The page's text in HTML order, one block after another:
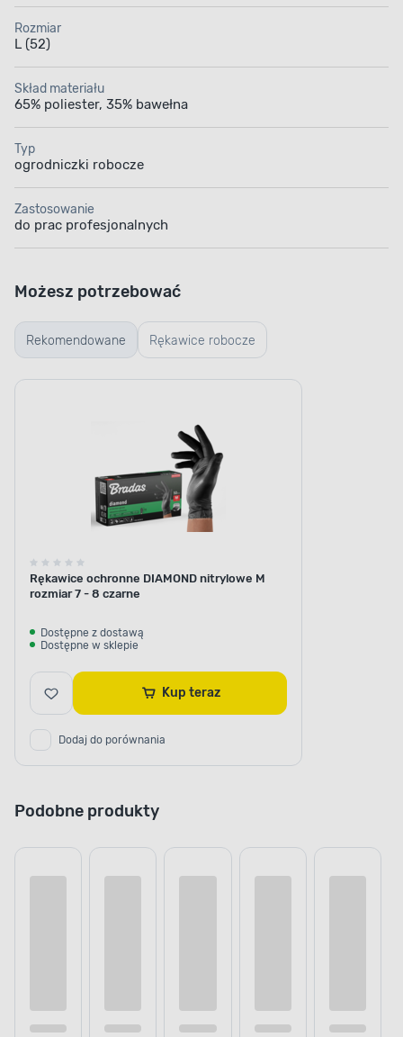
Rozmiar
L (52)
Skład materiału
65% poliester, 35% bawełna
Typ
ogrodniczki robocze
Zastosowanie
do prac profesjonalnych
Rekomendowane Rękawice robocze
Możesz potrzebować
Rękawice ochronne DIAMOND nitrylowe M
rozmiar 7 - 8 czarne
Dostępne z dostawą
Dostępne w sklepie
Kup teraz
Dodaj do porównania
Podobne produkty